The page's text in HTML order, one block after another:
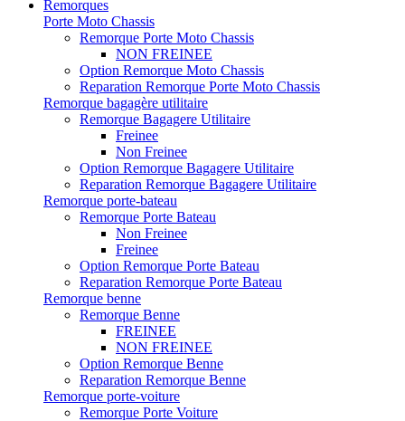
Remorques
Porte Moto Chassis
Remorque Porte Moto Chassis
NON FREINEE
Option Remorque Moto Chassis
Reparation Remorque Porte Moto Chassis
Remorque bagagère utilitaire
Remorque Bagagere Utilitaire
Freinee
Non Freinee
Option Remorque Bagagere Utilitaire
Reparation Remorque Bagagere Utilitaire
Remorque porte-bateau
Remorque Porte Bateau
Non Freinee
Freinee
Option Remorque Porte Bateau
Reparation Remorque Porte Bateau
Remorque benne
Remorque Benne
FREINEE
NON FREINEE
Option Remorque Benne
Reparation Remorque Benne
Remorque porte-voiture
Remorque Porte Voiture